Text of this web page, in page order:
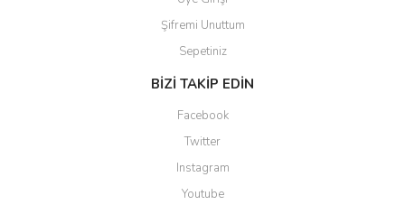
Şifremi Unuttum
Sepetiniz
BİZİ TAKİP EDİN
Facebook
Twitter
Instagram
Youtube